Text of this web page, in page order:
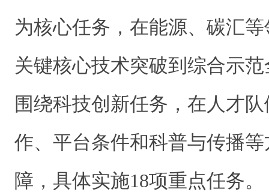
为核心任务，在能源、碳汇
关键核心技术突破到综合示
围绕科技创新任务，在人才
作、平台条件和科普与传播
障，具体实施18项重点任务。